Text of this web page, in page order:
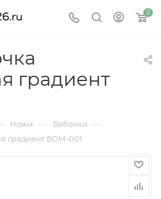
0
градиент
Ножи — Бабочки —
градиент БОМ-001